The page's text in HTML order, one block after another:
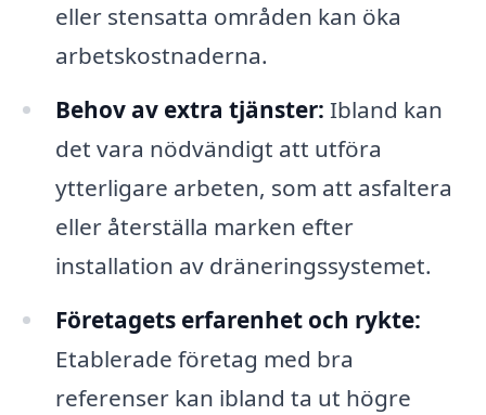
eller stensatta områden kan öka
arbetskostnaderna.
Behov av extra tjänster: Ibland kan
det vara nödvändigt att utföra
ytterligare arbeten, som att asfaltera
eller återställa marken efter
installation av dräneringssystemet.
Företagets erfarenhet och rykte:
Etablerade företag med bra
referenser kan ibland ta ut högre